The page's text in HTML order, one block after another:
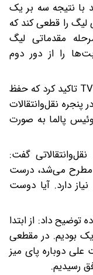
با نتیجه سه بر یک
لیگ را قطعی کند که
مقدماتی لیگ
را از دور دوم
روتکوفسکی در گفت‌وگو با شبکه TVP Sport تاکید کرد که حفظ
نقل‌وانتقالات
پالما به صورت
گفت:
مطرح می‌شد، درست
دارد. آیا دوست
توضیح داد: از ابتدا
بودیم. در مقطعی
دوباره پای میز
رسیدیم.